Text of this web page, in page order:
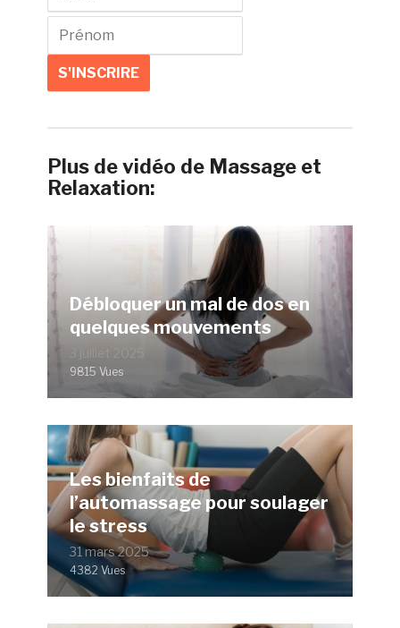
Plus de vidéo de Massage et
Relaxation:
Débloquer un mal de dos en
quelques mouvements
3 juillet 2025
9815 Vues
Les bienfaits de
l’automassage pour soulager
le stress
31 mars 2025
4382 Vues